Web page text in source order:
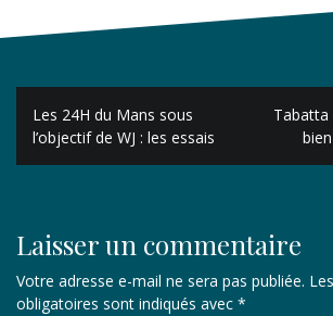
Navigation
de
l’article
Les 24H du Mans sous
l’objectif de WJ : les essais
Laisser un commentaire
Votre adresse e-mail ne sera pas publiée.
obligatoires sont indiqués avec *